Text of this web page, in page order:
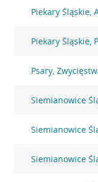
Piekary Śląskie,
Piekary Śląskie,
Psary,
Siemianowice
Siemianowice
Siemianowice